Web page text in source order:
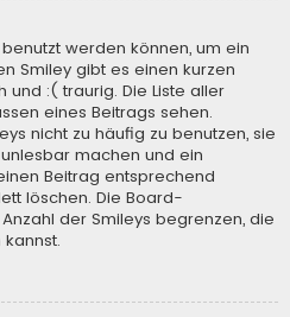
werden können, um ein
Smiley gibt es einen kurzen
und :( traurig. Die Liste aller
eines Beitrags sehen.
nicht zu häufig zu benutzen, sie
machen und ein
Beitrag entsprechend
löschen. Die Board-
der Smileys begrenzen, die